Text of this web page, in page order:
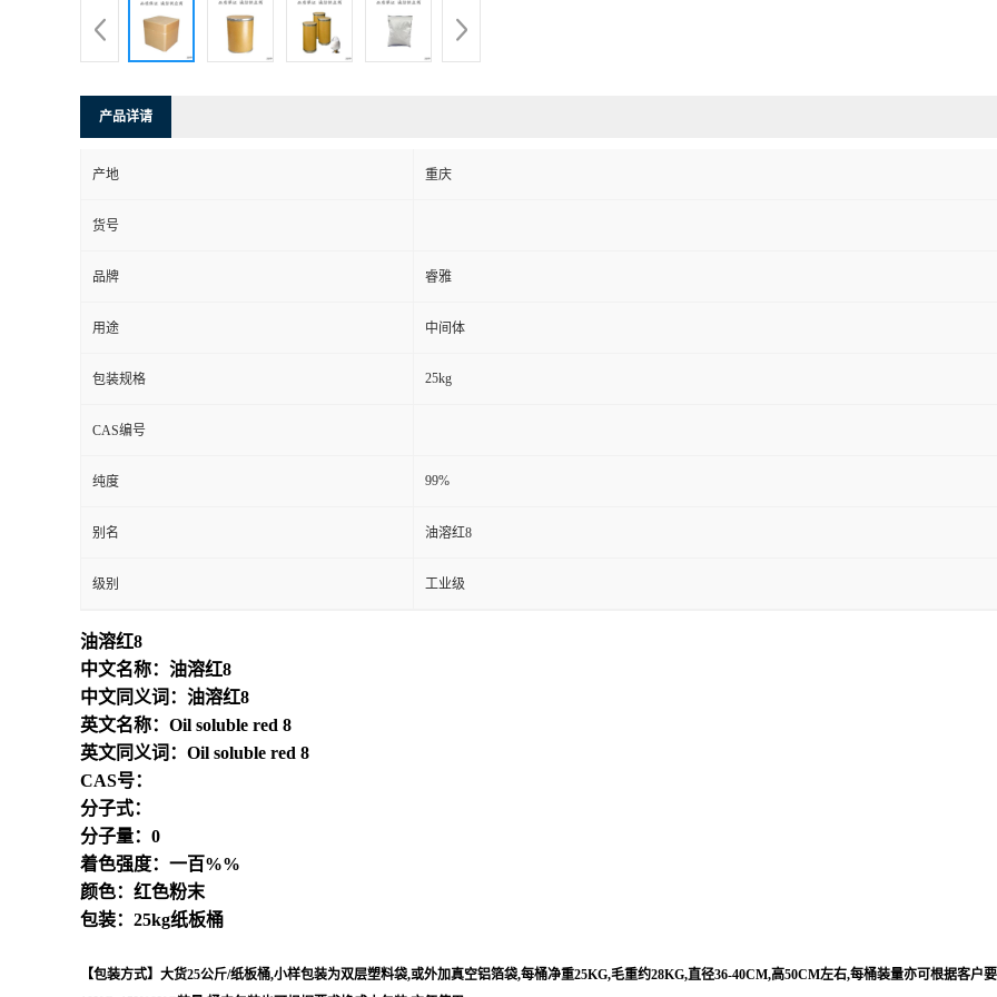
产品详请
产地 重庆
货号
品牌 睿雅
用途 中间体
包装规格 25kg
CAS编号
纯度 99%
别名 油溶红8
级别 工业级
油溶红8
中文名称：油溶红8
中文同义词：油溶红8
英文名称：Oil soluble red 8
英文同义词：Oil soluble red 8
CAS号：
分子式：
分子量：0
着色强度：一百%%
颜色：红色粉末
包装：25kg纸板桶
【包装方式】大货25公斤/纸板桶,小样包装为双层塑料袋,或外加真空铝箔袋,每桶净重25KG,毛重约28KG,直径36-40CM,高50CM左右,每桶装量亦可根据客户